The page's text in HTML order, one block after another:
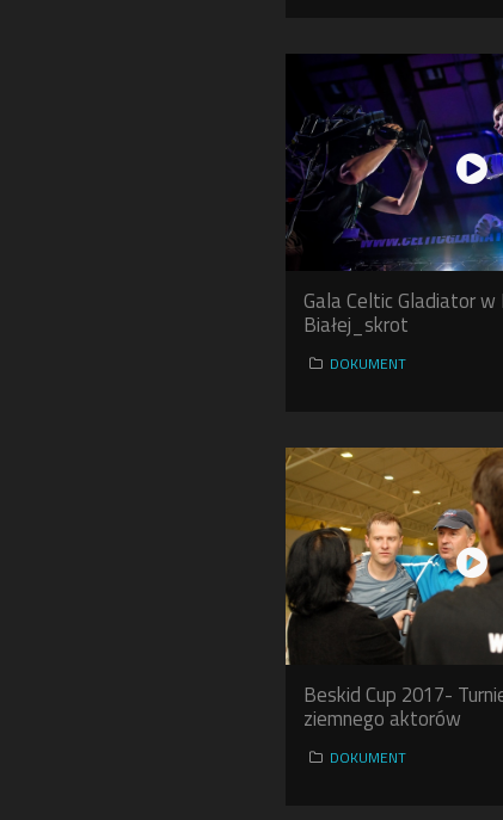
Gala Celtic Gladiator
Białej_skrot
DOKUMENT
Beskid Cup 2017-
ziemnego aktorów
DOKUMENT